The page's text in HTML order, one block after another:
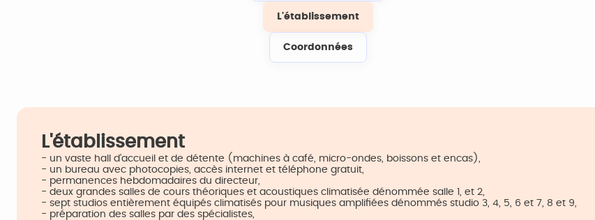
L'établissement
Coordonnées
L'établissement
- un vaste hall d’accueil et de détente (machines à café, micro-ondes, boissons et encas),
- un bureau avec photocopies, accès internet et téléphone gratuit,
- permanences hebdomadaires du directeur,
- deux grandes salles de cours théoriques et acoustiques climatisée dénommée salle 1, et 2,
- sept studios entièrement équipés climatisés pour musiques amplifiées dénommés studio 3, 4, 5, 6 et 7, 8 et 9,
- préparation des salles par des spécialistes,